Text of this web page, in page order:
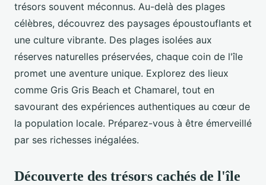
trésors souvent méconnus. Au-delà des plages
célèbres, découvrez des paysages époustouflants et
une culture vibrante. Des plages isolées aux
réserves naturelles préservées, chaque coin de l'île
promet une aventure unique. Explorez des lieux
comme Gris Gris Beach et Chamarel, tout en
savourant des expériences authentiques au cœur de
la population locale. Préparez-vous à être émerveillé
par ses richesses inégalées.
Découverte des trésors cachés de l'île